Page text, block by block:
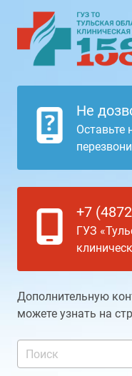
Не
Оставьте
+7
ГУЗ
Дополнительную
можете узнать на